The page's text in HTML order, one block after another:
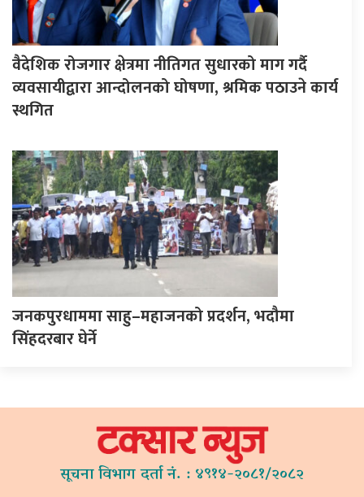
वैदेशिक रोजगार क्षेत्रमा नीतिगत सुधारको माग गर्दै
व्यवसायीद्वारा आन्दोलनको घोषणा, श्रमिक पठाउने कार्य
स्थगित
जनकपुरधाममा साहु–महाजनको प्रदर्शन, भदौमा
सिंहदरबार घेर्ने
सूचना विभाग दर्ता नं. : ४९१४-२०८१/२०८२